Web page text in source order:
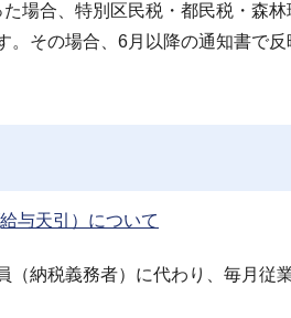
場合、特別区民税・都民税・森
その場合、6月以降の通知書で
与天引）について
（納税義務者）に代わり、毎月従